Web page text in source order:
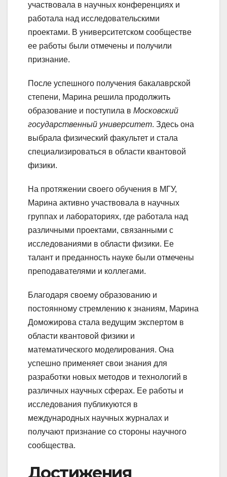
участвовала в научных конференциях и
работала над исследовательскими
проектами. В университетском сообществе
ее работы были отмечены и получили
признание.
После успешного получения бакалаврской
степени, Марина решила продолжить
образование и поступила в Московский
государственный университет. Здесь она
выбрала физический факультет и стала
специализироваться в области квантовой
физики.
На протяжении своего обучения в МГУ,
Марина активно участвовала в научных
группах и лабораториях, где работала над
различными проектами, связанными с
исследованиями в области физики. Ее
талант и преданность науке были отмечены
преподавателями и коллегами.
Благодаря своему образованию и
постоянному стремлению к знаниям, Марина
Доможирова стала ведущим экспертом в
области квантовой физики и
математического моделирования. Она
успешно применяет свои знания для
разработки новых методов и технологий в
различных научных сферах. Ее работы и
исследования публикуются в
международных научных журналах и
получают признание со стороны научного
сообщества.
Достижения